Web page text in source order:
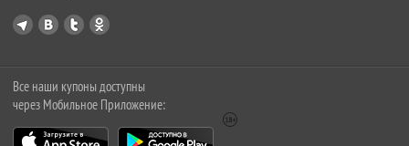
Все наши купоны доступны
через Мобильное Приложение: